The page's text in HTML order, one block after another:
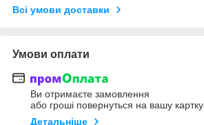
Всі умови доставки
Умови оплати
Ви отримаєте замовлення
або гроші повернуться на вашу картку
Детальніше